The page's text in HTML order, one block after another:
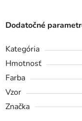
Dodatočné
Kategória
Hmotnosť
Farba
Vzor
Značka